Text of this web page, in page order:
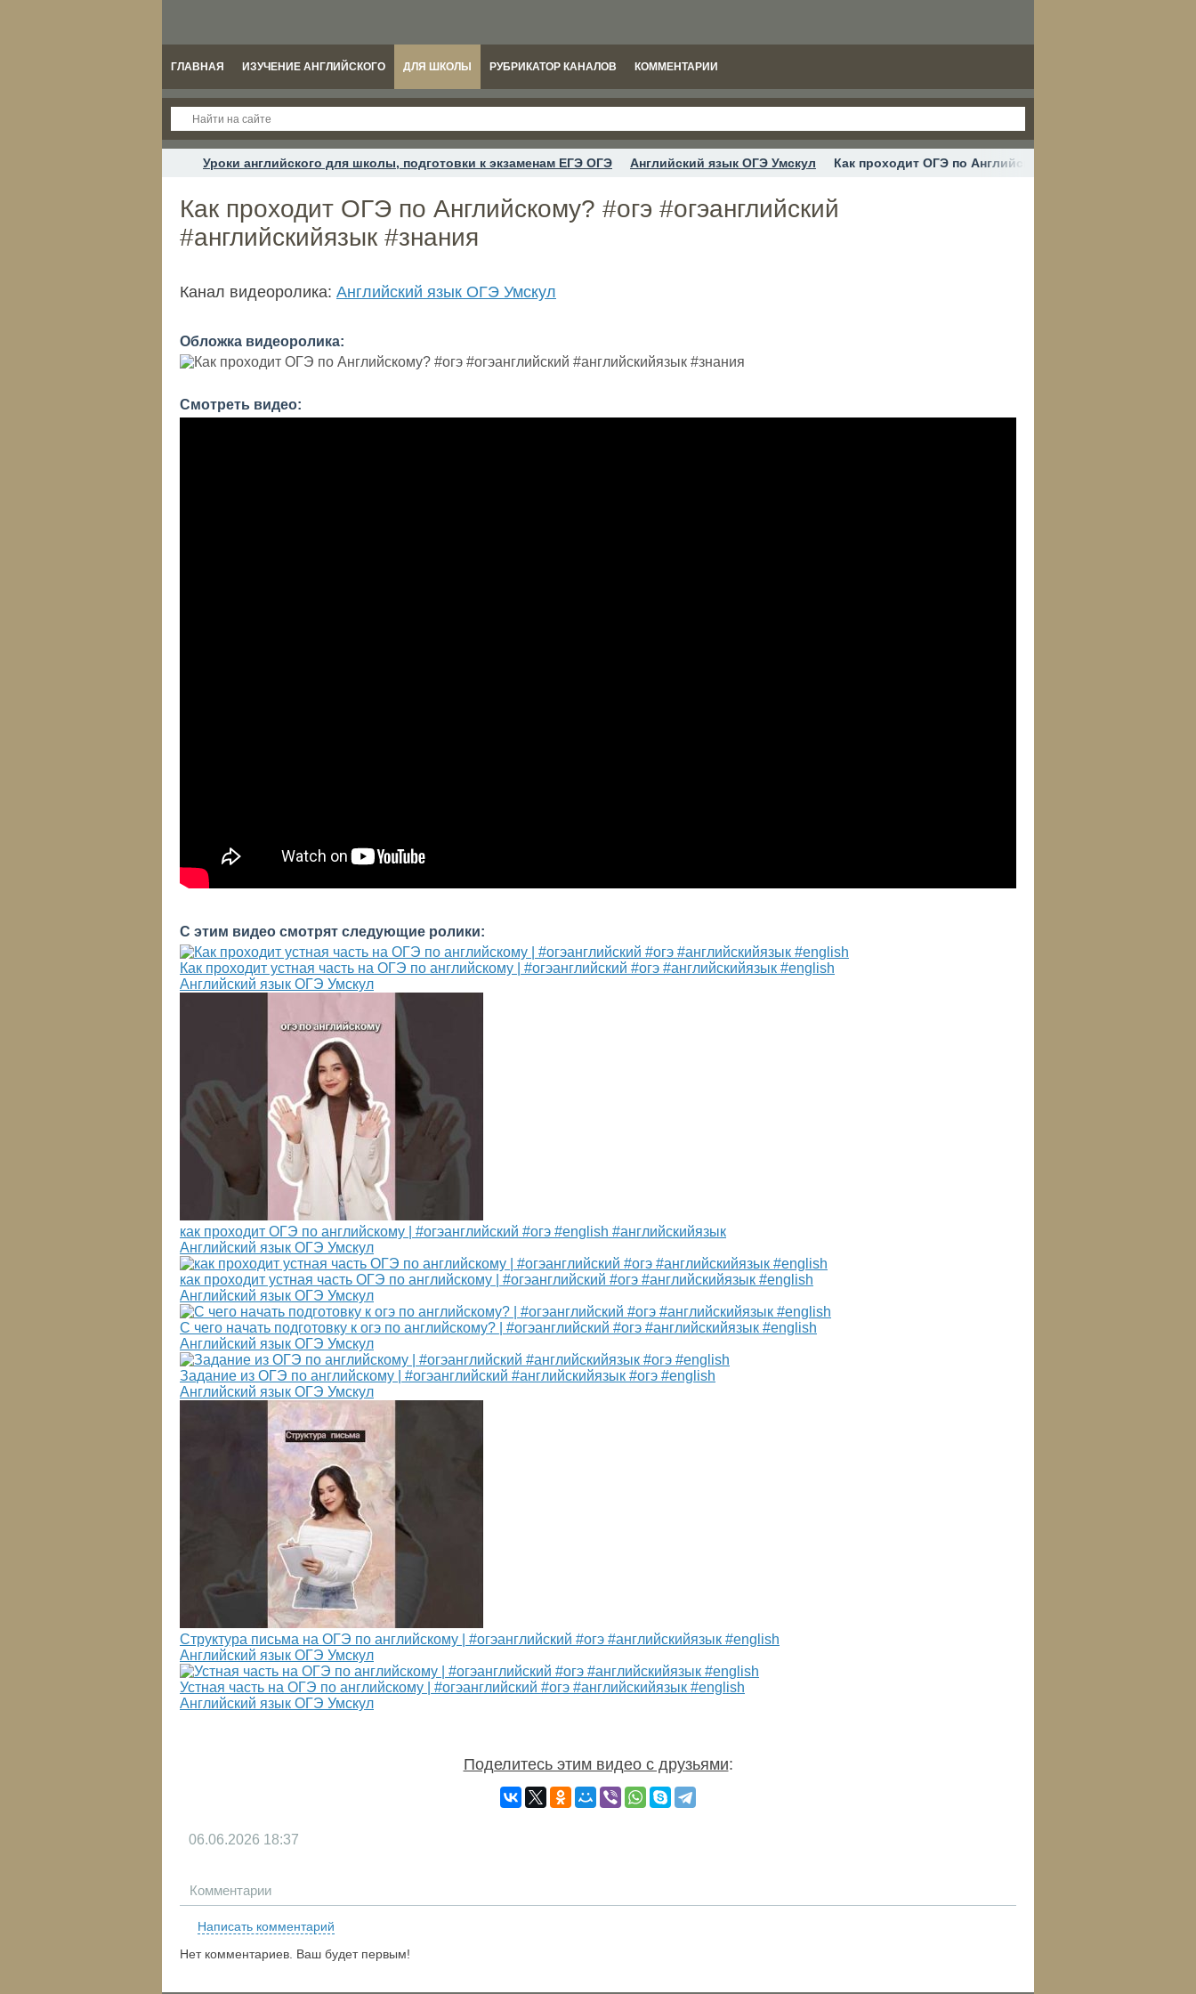
ГЛАВНАЯ ИЗУЧЕНИЕ АНГЛИЙСКОГО ДЛЯ ШКОЛЫ РУБРИКАТОР КАНАЛОВ КОММЕНТАРИИ
Уроки английского для школы, подготовки к экзаменам ЕГЭ ОГЭ Английский язык ОГЭ Умскул Как проходит ОГЭ по Английскому? #огэ
Как проходит ОГЭ по Английскому? #огэ #огэанглийский
#английскийязык #знания
Канал видеоролика: Английский язык ОГЭ Умскул
Обложка видеоролика:
Смотреть видео:
С этим видео смотрят следующие ролики:
Как проходит устная часть на ОГЭ по английскому | #огэанглийский #огэ #английскийязык #english
Английский язык ОГЭ Умскул
как проходит ОГЭ по английскому | #огэанглийский #огэ #english #английскийязык
Английский язык ОГЭ Умскул
как проходит устная часть ОГЭ по английскому | #огэанглийский #огэ #английскийязык #english
Английский язык ОГЭ Умскул
С чего начать подготовку к огэ по английскому? | #огэанглийский #огэ #английскийязык #english
Английский язык ОГЭ Умскул
Задание из ОГЭ по английскому | #огэанглийский #английскийязык #огэ #english
Английский язык ОГЭ Умскул
Структура письма на ОГЭ по английскому | #огэанглийский #огэ #английскийязык #english
Английский язык ОГЭ Умскул
Устная часть на ОГЭ по английскому | #огэанглийский #огэ #английскийязык #english
Английский язык ОГЭ Умскул
Поделитесь этим видео с друзьями:
06.06.2026 18:37
Комментарии
Написать комментарий
Нет комментариев. Ваш будет первым!